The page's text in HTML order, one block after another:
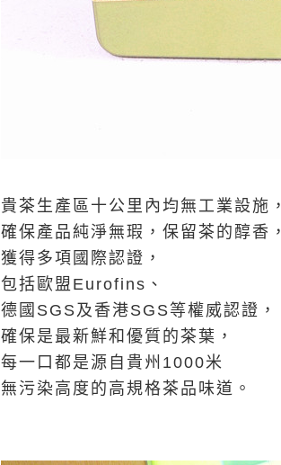
貴茶生產區十公里內均無工業設施，
確保產品純淨無瑕，保留茶的醇香，
獲得多項國際認證，
包括歐盟Eurofins、
德國SGS及香港SGS等權威認證，
確保是最新鮮和優質的茶葉，
每一口都是源自貴州1000米
無污染高度的高規格茶品味道。